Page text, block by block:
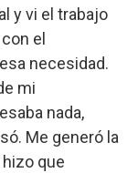
y vi el trabajo
el
necesidad.
mi
nada,
Me generó la
que